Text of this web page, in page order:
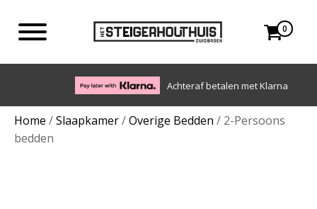
0
Achteraf betalen met Klarna
Home /Slaapkamer/Overige Bedden / 2-Persoons
bedden